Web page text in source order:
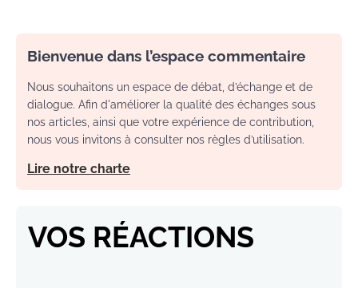
Bienvenue dans l’espace commentaire
Nous souhaitons un espace de débat, d’échange et de
dialogue. Afin d'améliorer la qualité des échanges sous
nos articles, ainsi que votre expérience de contribution,
nous vous invitons à consulter nos règles d’utilisation.
Lire notre charte
VOS RÉACTIONS